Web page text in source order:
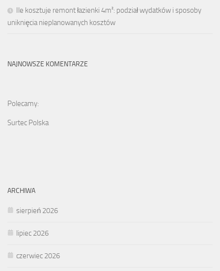
Ile kosztuje remont łazienki 4m²: podział wydatków i sposoby
uniknięcia nieplanowanych kosztów
NAJNOWSZE KOMENTARZE
Polecamy:
Surtec Polska
ARCHIWA
sierpień 2026
lipiec 2026
czerwiec 2026